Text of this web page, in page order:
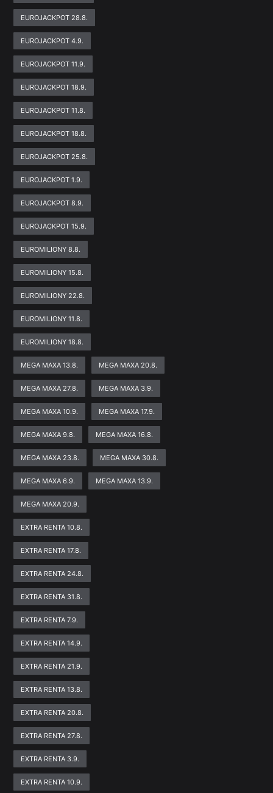
EUROJACKPOT 28.8.
EUROJACKPOT 4.9.
EUROJACKPOT 11.9.
EUROJACKPOT 18.9.
EUROJACKPOT 11.8.
EUROJACKPOT 18.8.
EUROJACKPOT 25.8.
EUROJACKPOT 1.9.
EUROJACKPOT 8.9.
EUROJACKPOT 15.9.
EUROMILIONY 8.8.
EUROMILIONY 15.8.
EUROMILIONY 22.8.
EUROMILIONY 11.8.
EUROMILIONY 18.8.
MEGA MAXA 13.8. MEGA MAXA 20.8.
MEGA MAXA 27.8. MEGA MAXA 3.9.
MEGA MAXA 10.9. MEGA MAXA 17.9.
MEGA MAXA 9.8. MEGA MAXA 16.8.
MEGA MAXA 23.8. MEGA MAXA 30.8.
MEGA MAXA 6.9. MEGA MAXA 13.9.
MEGA MAXA 20.9.
EXTRA RENTA 10.8.
EXTRA RENTA 17.8.
EXTRA RENTA 24.8.
EXTRA RENTA 31.8.
EXTRA RENTA 7.9.
EXTRA RENTA 14.9.
EXTRA RENTA 21.9.
EXTRA RENTA 13.8.
EXTRA RENTA 20.8.
EXTRA RENTA 27.8.
EXTRA RENTA 3.9.
EXTRA RENTA 10.9.